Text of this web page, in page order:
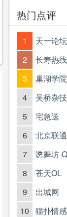
热门点评
1 天一论坛
2 长寿热线
3 巢湖学院
4 吴桥杂
5 宅急送
6 北京联通
7 诱舞坊-
8 苍天OL
9 出城网
10 猫扑情感